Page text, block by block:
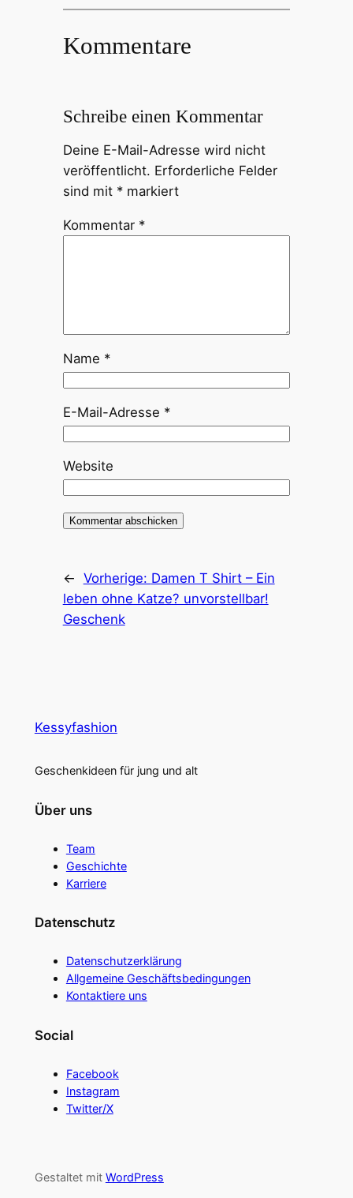
Kommentare
Schreibe einen Kommentar
Deine E-Mail-Adresse wird nicht
veröffentlicht. Erforderliche Felder
sind mit *markiert
Kommentar *
Name *
E-Mail-Adresse *
Website
← Vorherige: Damen T Shirt – Ein
leben ohne Katze? unvorstellbar!
Geschenk
Kessyfashion
Geschenkideen für jung und alt
Über uns
Team
Geschichte
Karriere
Datenschutz
Datenschutzerklärung
Allgemeine Geschäftsbedingungen
Kontaktiere uns
Social
Facebook
Instagram
Twitter/X
Gestaltet mit WordPress